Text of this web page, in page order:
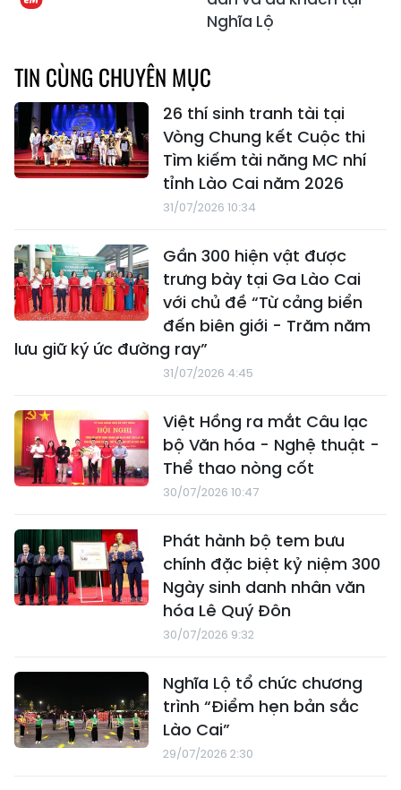
Nghĩa Lộ
TIN CÙNG CHUYÊN MỤC
26 thí sinh tranh tài tại
Vòng Chung kết Cuộc thi
Tìm kiếm tài năng MC nhí
tỉnh Lào Cai năm 2026
31/07/2026 10:34
Gần 300 hiện vật được
trưng bày tại Ga Lào Cai
với chủ đề “Từ cảng biển
đến biên giới - Trăm năm
lưu giữ ký ức đường ray”
31/07/2026 4:45
Việt Hồng ra mắt Câu lạc
bộ Văn hóa - Nghệ thuật -
Thể thao nòng cốt
30/07/2026 10:47
Phát hành bộ tem bưu
chính đặc biệt kỷ niệm 300
Ngày sinh danh nhân văn
hóa Lê Quý Đôn
30/07/2026 9:32
Nghĩa Lộ tổ chức chương
trình “Điểm hẹn bản sắc
Lào Cai”
29/07/2026 2:30